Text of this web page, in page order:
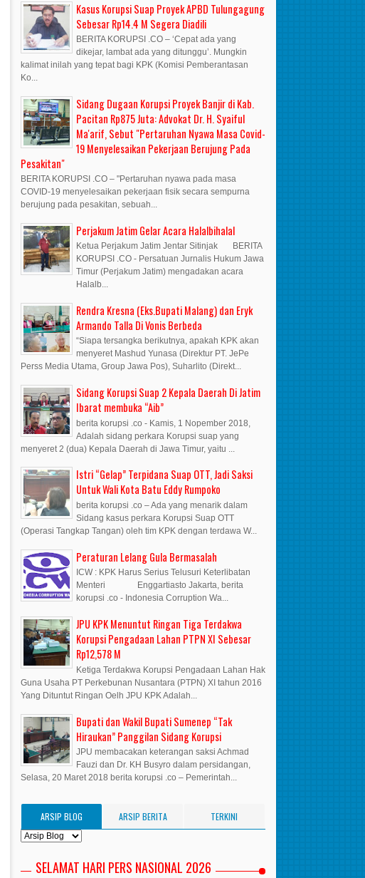
Kasus Korupsi Suap Proyek APBD Tulungagung
Sebesar Rp14.4 M Segera Diadili
BERITA KORUPSI .CO – ‘Cepat ada yang
dikejar, lambat ada yang ditunggu’. Mungkin
kalimat inilah yang tepat bagi KPK (Komisi Pemberantasan
Ko...
Sidang Dugaan Korupsi Proyek Banjir di Kab.
Pacitan Rp875 Juta: Advokat Dr. H. Syaiful
Ma'arif, Sebut "Pertaruhan Nyawa Masa Covid-
19 Menyelesaikan Pekerjaan Berujung Pada
Pesakitan"
BERITA KORUPSI .CO – "Pertaruhan nyawa pada masa
COVID-19 menyelesaikan pekerjaan fisik secara sempurna
berujung pada pesakitan, sebuah...
Perjakum Jatim Gelar Acara Halalbihalal
Ketua Perjakum Jatim Jentar Sitinjak BERITA
KORUPSI .CO - Persatuan Jurnalis Hukum Jawa
Timur (Perjakum Jatim) mengadakan acara
Halalb...
Rendra Kresna (Eks.Bupati Malang) dan Eryk
Armando Talla Di Vonis Berbeda
“Siapa tersangka berikutnya, apakah KPK akan
menyeret Mashud Yunasa (Direktur PT. JePe
Perss Media Utama, Group Jawa Pos), Suharlito (Direkt...
Sidang Korupsi Suap 2 Kepala Daerah Di Jatim
Ibarat membuka “Aib”
berita korupsi .co - Kamis, 1 Nopember 2018,
Adalah sidang perkara Korupsi suap yang
menyeret 2 (dua) Kepala Daerah di Jawa Timur, yaitu ...
Istri “Gelap” Terpidana Suap OTT, Jadi Saksi
Untuk Wali Kota Batu Eddy Rumpoko
berita korupsi .co – Ada yang menarik dalam
Sidang kasus perkara Korupsi Suap OTT
(Operasi Tangkap Tangan) oleh tim KPK dengan terdawa W...
Peraturan Lelang Gula Bermasalah
ICW : KPK Harus Serius Telusuri Keterlibatan
Menteri Enggartiasto Jakarta, berita
korupsi .co - Indonesia Corruption Wa...
JPU KPK Menuntut Ringan Tiga Terdakwa
Korupsi Pengadaan Lahan PTPN XI Sebesar
Rp12,578 M
Ketiga Terdakwa Korupsi Pengadaan Lahan Hak
Guna Usaha PT Perkebunan Nusantara (PTPN) XI tahun 2016
Yang Dituntut Ringan Oelh JPU KPK Adalah...
Bupati dan Wakil Bupati Sumenep “Tak
Hiraukan” Panggilan Sidang Korupsi
JPU membacakan keterangan saksi Achmad
Fauzi dan Dr. KH Busyro dalam persidangan,
Selasa, 20 Maret 2018 berita korupsi .co – Pemerintah...
ARSIP BLOG ARSIP BERITA TERKINI
SELAMAT HARI PERS NASIONAL 2026